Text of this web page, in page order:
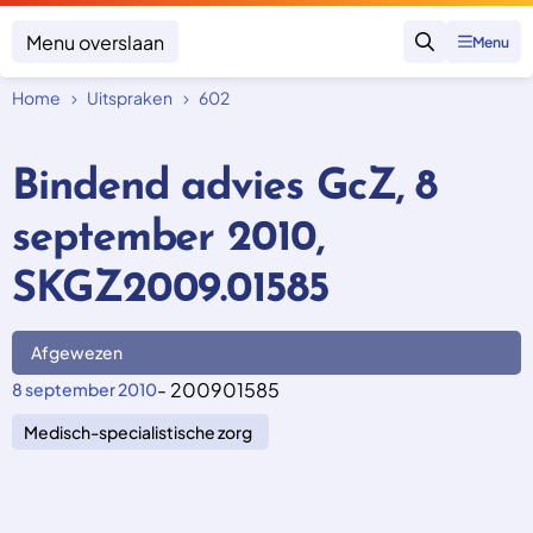
Menu overslaan
Zoeken
Menu
Onderwerpen
Zorgverzekering afsluiten
Zorgverzekering betalen
Vergoeding van zorg
Zorg in het buitenland
Geen zorgverzekering
Focus en impact
Uitspraken
Over SKGZ
Nieuws
Home Uitspraken 602
Bindend advies GcZ, 8
september 2010,
SKGZ2009.01585
Afgewezen
8 september 2010- 200901585
Medisch-specialistische zorg